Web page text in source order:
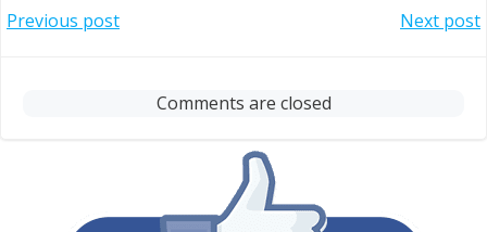
Post
navigation
Previous post
navigation
Next post
Comments are closed